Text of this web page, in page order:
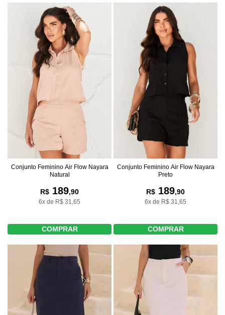
Conjunto Feminino Air Flow Nayara
Natural
R$ 189,90
6x de R$ 31,65
COMPRAR
Conjunto Feminino Air Flow Nayara
Preto
R$ 189,90
6x de R$ 31,65
COMPRAR